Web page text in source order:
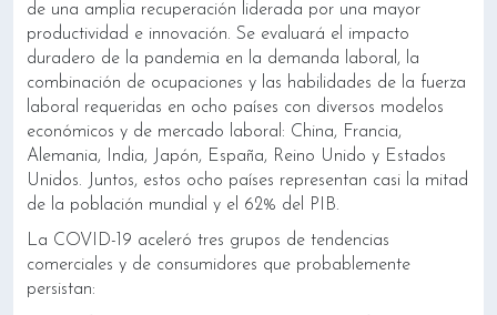
de una amplia recuperación liderada por una mayor
productividad e innovación. Se evaluará el impacto
duradero de la pandemia en la demanda laboral, la
combinación de ocupaciones y las habilidades de la fuerza
laboral requeridas en ocho países con diversos modelos
económicos y de mercado laboral: China, Francia,
Alemania, India, Japón, España, Reino Unido y Estados
Unidos. Juntos, estos ocho países representan casi la mitad
de la población mundial y el 62% del PIB.
La COVID-19 aceleró tres grupos de tendencias
comerciales y de consumidores que probablemente
persistan: